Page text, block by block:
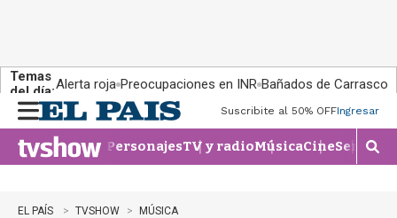
Temas
del día:Alerta roja Preocupaciones en INR Bañados de Carrasco
n
u
Suscribite al 50% OFFIngresar
PersonajesTV y radioMúsicaCineSeries
M
o
EL PAÍS TVSHOW MÚSICA